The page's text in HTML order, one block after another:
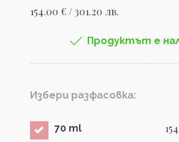
154.00 € / 301.20 лв.
Продуктът е
Избери разфасовка:
70 ml